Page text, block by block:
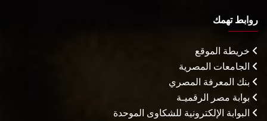
روابط تهمك
خريطة الموقع
الجامعات المصرية
بنك المعرفة المصري
بوابة مصر الرقميـة
البوابة الإلكترونية للشكاوى الموحدة